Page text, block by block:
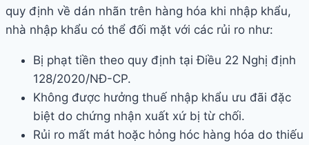
quy định về dán nhãn trên hàng hóa khi nhập khẩu,
nhà nhập khẩu có thể đối mặt với các rủi ro như:
Bị phạt tiền theo quy định tại Điều 22 Nghị định
128/2020/NĐ-CP.
Không được hưởng thuế nhập khẩu ưu đãi đặc
biệt do chứng nhận xuất xứ bị từ chối.
Rủi ro mất mát hoặc hỏng hóc hàng hóa do thiếu